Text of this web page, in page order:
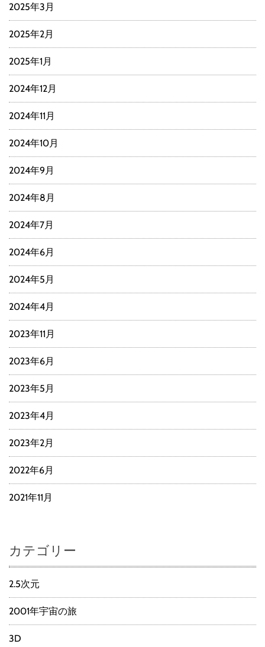
2025年3月
2025年2月
2025年1月
2024年12月
2024年11月
2024年10月
2024年9月
2024年8月
2024年7月
2024年6月
2024年5月
2024年4月
2023年11月
2023年6月
2023年5月
2023年4月
2023年2月
2022年6月
2021年11月
カテゴリー
2.5次元
2001年宇宙の旅
3D